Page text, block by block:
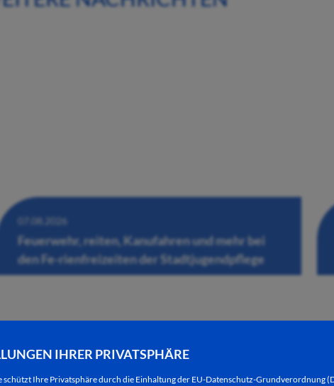
IHRER PRIVATSPHÄRE
schützt Ihre Privatsphäre durch die Einhaltung der EU-Datenschutz-Grundverordnung
07.08.2026
Feuerwehr, reiten, Kanufahren und mehr bei
den Fe-rienfreizeiten der Stadtjugendpflege